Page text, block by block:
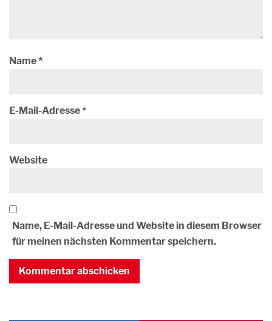
Name*
E-Mail-Adresse*
Website
Name, E-Mail-Adresse und Website in diesem Browser
für meinen nächsten Kommentar speichern.